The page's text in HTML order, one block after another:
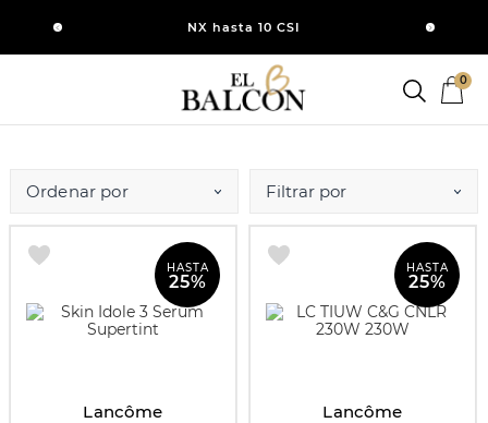
NX hasta 10 CSI
0
Ordenar por
HASTA
25%
Lancôme
HASTA
25%
Lancôme